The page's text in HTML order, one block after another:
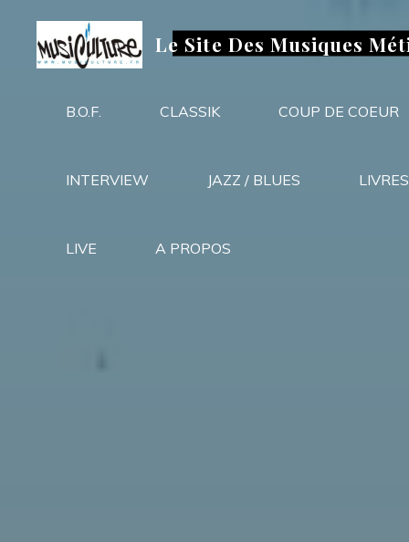
contenu
Le Site Des Musiques
B.O.F. CLASSIK COUP DE COEUR
INTERVIEW JAZZ / BLUES LIVRES
LIVE A PROPOS